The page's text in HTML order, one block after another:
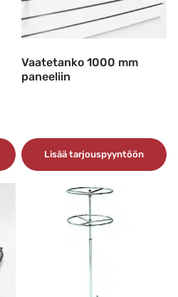
Vaatetanko 1000 mm
paneeliin
Lisää tarjouspyyntöön